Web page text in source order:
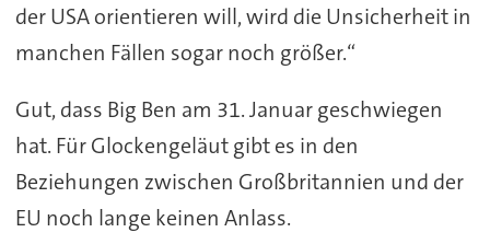
der USA orientieren will, wird die Unsicherheit in
manchen Fällen sogar noch größer.“
Gut, dass Big Ben am 31. Januar geschwiegen
hat. Für Glockengeläut gibt es in den
Beziehungen zwischen Großbritannien und der
EU noch lange keinen Anlass.